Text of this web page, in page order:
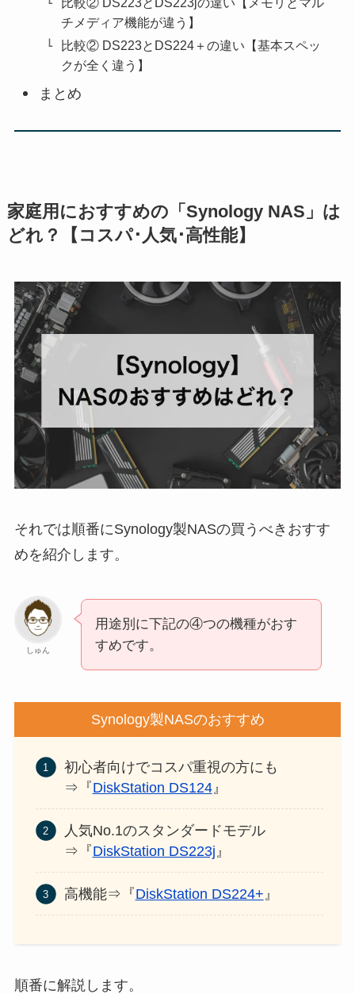
チメディア機能が違う】
比較② DS223とDS224＋の違い【基本スペッ
クが全く違う】
まとめ
家庭用におすすめの「Synology NAS」は
どれ？【コスパ･人気･高性能】
それでは順番にSynology製NASの買うべきおすす
めを紹介します。
しゅん
用途別に下記の④つの機種がおす
すめです。
Synology製NASのおすすめ
初心者向けでコスパ重視の方にも
⇒『DiskStation DS124』
人気No.1のスタンダードモデル
⇒『DiskStation DS223j 』
高機能⇒『DiskStation DS224+ 』
順番に解説します。